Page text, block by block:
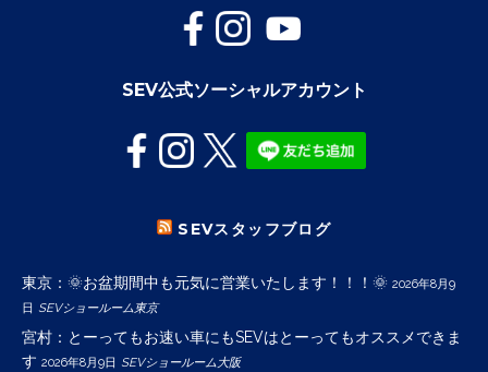
SEV公式ソーシャルアカウント
SEVスタッフブログ
東京：🌞お盆期間中も元気に営業いたします！！！🌞 2026年8月9
日 SEVショールーム東京
宮村：とーってもお速い車にもSEVはとーってもオススメできま
す 2026年8月9日 SEVショールーム大阪